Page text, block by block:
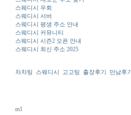
스웨디시 우회
스웨디시 서버
스웨디시 평생 주소 안내
스웨디시 커뮤니티
스웨디시 시즌2 오픈 안내
스웨디시 최신 주소 2025
차차팅 스웨디시 고고팅 출장후기 만남후기
m1